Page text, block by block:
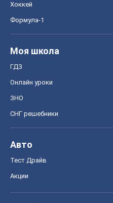
Хоккей
Формула-1
Моя школа
ГДЗ
Онлайн уроки
ЗНО
СНГ решебники
Авто
Тест Драйв
Акции